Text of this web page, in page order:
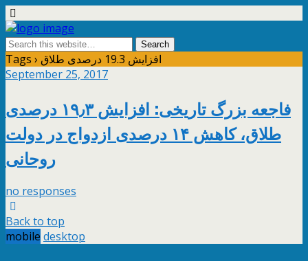
Tags › افزایش 19.3 درصدی طلاق
September 25, 2017
فاجعه بزرگ تاریخی: افزایش ۱۹٫۳ درصدی
طلاق، کاهش ۱۴ درصدی ازدواج در دولت
روحانی
no responses
Back to top
mobile desktop